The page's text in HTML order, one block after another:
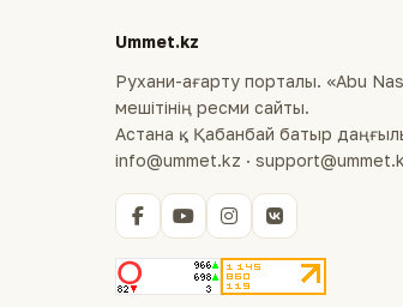
Ummet.kz
Рухани-ағарту порталы. «Abu
мешітінің ресми сайты.
Астана қ., Қабанбай батыр
info@ummet.kz ·